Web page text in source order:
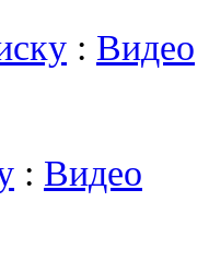
: Видео
: Видео